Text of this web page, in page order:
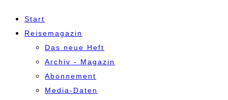
Start
Reisemagazin
Das neue Heft
Archiv - Magazin
Abonnement
Media-Daten